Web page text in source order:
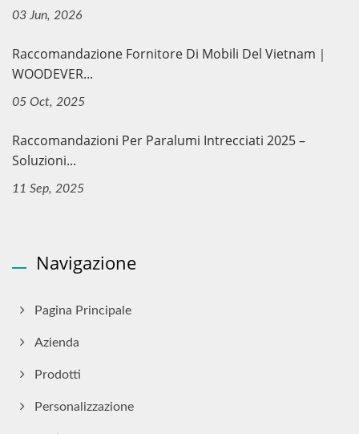
03 Jun, 2026
Raccomandazione Fornitore Di Mobili Del Vietnam｜
WOODEVER...
05 Oct, 2025
Raccomandazioni Per Paralumi Intrecciati 2025 –
Soluzioni...
11 Sep, 2025
Navigazione
Pagina Principale
Azienda
Prodotti
Personalizzazione